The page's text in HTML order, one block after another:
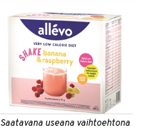
Saatavana useana vaihtoehtona